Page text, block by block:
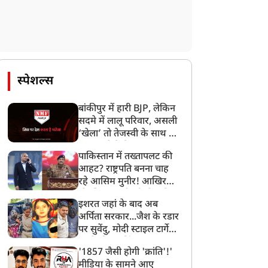
स्पेशल्स
बांकीपुर में हारी BJP, लेकिन
सदमे में लालू परिवार, असली
‘खेला’ तो तेजस्वी के साथ हो
पाकिस्तान में तख्तापलट की
आहट? राष्ट्रपति बनना चाह
रहे आसिम मुनीर! आखिर
बनाया मोहरा?
इशरत जहां के बाद अब
अर्पिता सरकार...जैश के रडार
पर सुवेंदु, मोदी स्टाइल टार्गेट
बड़ा एक्शन!
'1857 जैसी होगी 'क्रांति'!'
मीडिया के सामने आए